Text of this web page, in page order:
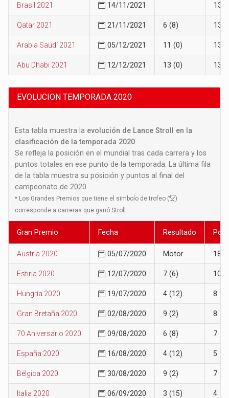
Brasil 2021 14/11/2021 13
Qatar 2021 21/11/2021 6 (8) 13
Arabia Saudí 2021 05/12/2021 11 (0) 13
Abu Dhabi 2021 12/12/2021 13 (0) 13
EVOLUCION TEMPORADA 2020
Esta tabla muestra la evolución de Lance Stroll en la
clasificación de la temporada 2020
Se refleja la posición en el mundial tras cada carrera y los
puntos totales en ese punto de la temporada. La última fila
de la tabla muestra su posición y puntos al final del
campeonato de 2020
* Los Grandes Premios que tiene el simbolo de trofeo (
)
corresponde a carreras que ganó Stroll.
Gran Premio Fecha Resultado
Austria 2020 05/07/2020 Motor 18
Estiria 2020 12/07/2020 7 (6) 10
Hungría 2020 19/07/2020 4 (12) 8
Gran Bretaña 2020 02/08/2020 9 (2) 8
70 Aniversario 2020 09/08/2020 6 (8) 7
España 2020 16/08/2020 4 (12) 5
Bélgica 2020 30/08/2020 9 (2) 7
Italia 2020 06/09/2020 3 (15) 4